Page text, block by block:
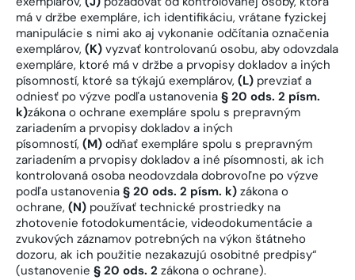
má v držbe exempláre, ich identifikáciu, vrátane fyzickej
manipulácie s nimi ako aj vykonanie odčítania označenia
exemplárov, (K) vyzvať kontrolovanú osobu, aby odovzdala
exempláre, ktoré má v držbe a prvopisy dokladov a iných
písomností, ktoré sa týkajú exemplárov, (L) prevziať a
odniesť po výzve podľa ustanovenia § 20 ods. 2 písm.
k)zákona o ochrane exempláre spolu s prepravným
zariadením a prvopisy dokladov a iných
písomností, (M) odňať exempláre spolu s prepravným
zariadením a prvopisy dokladov a iné písomnosti, ak ich
kontrolovaná osoba neodovzdala dobrovoľne po výzve
podľa ustanovenia § 20 ods. 2 písm. k) zákona o
ochrane, (N) používať technické prostriedky na
zhotovenie fotodokumentácie, videodokumentácie a
zvukových záznamov potrebných na výkon štátneho
dozoru, ak ich použitie nezakazujú osobitné predpisy“
(ustanovenie § 20 ods. 2 zákona o ochrane).